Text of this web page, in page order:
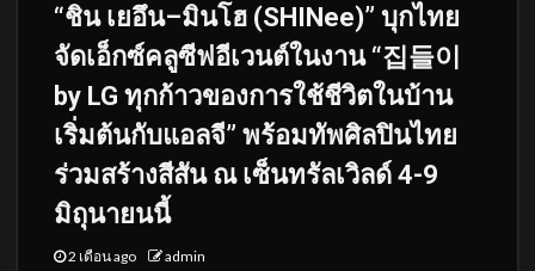
“ชิน เยอึน–มินโฮ (SHINee)” บุกไทย
จัดเอ็กซ์คลูซีฟอีเวนต์ในงาน “집들이
by LG ทุกก้าวของการใช้ชีวิตในบ้าน
เริ่มต้นกับแอลจี” พร้อมทัพศิลปินไทย
ร่วมสร้างสีสัน ณ เซ็นทรัลเวิลด์ 4-9
มิถุนายนนี้
2 เดือน ago admin